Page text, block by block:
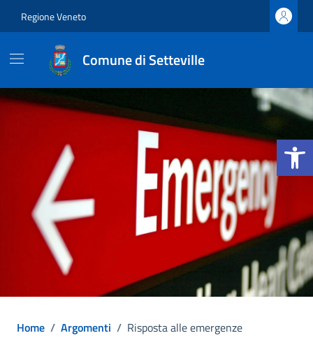
Apri la
Regione Veneto
Comune di Setteville
Home / Argomenti / Risposta alle emergenze